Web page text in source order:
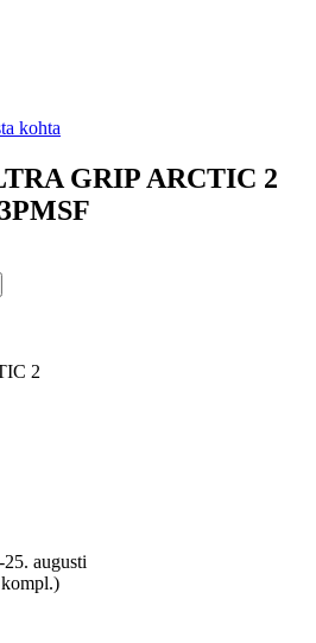
kohta
GRIP ARCTIC 2
2
25. augusti